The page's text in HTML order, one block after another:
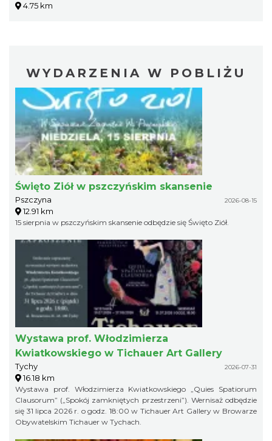
4.75 km
WYDARZENIA W POBLIŻU
Święto Ziół w pszczyńskim skansenie
Pszczyna 2026-08-15
12.91 km
15 sierpnia w pszczyńskim skansenie odbędzie się Święto Ziół.
Wystawa prof. Włodzimierza
Kwiatkowskiego w Tichauer Art Gallery
Tychy 2026-07-31
16.18 km
Wystawa prof. Włodzimierza Kwiatkowskiego „Quies Spatiorum
Clausorum” („Spokój zamkniętych przestrzeni”). Wernisaż odbędzie
się 31 lipca 2026 r. o godz. 18:00 w Tichauer Art Gallery w Browarze
Obywatelskim Tichauer w Tychach.